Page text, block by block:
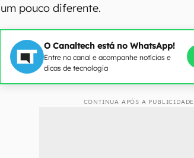
um pouco diferente.
O Canaltech está no WhatsApp!
Entre no canal e acompanhe notícias e
dicas de tecnologia
CONTINUA APÓS A PUBLICIDADE